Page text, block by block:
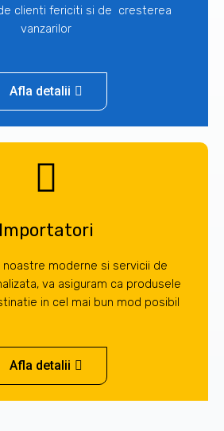
clienti fericiti si de cresterea
vanzarilor
Afla detalii
Importatori
moderne si servicii de
va asiguram ca produsele
in cel mai bun mod posibil
Afla detalii